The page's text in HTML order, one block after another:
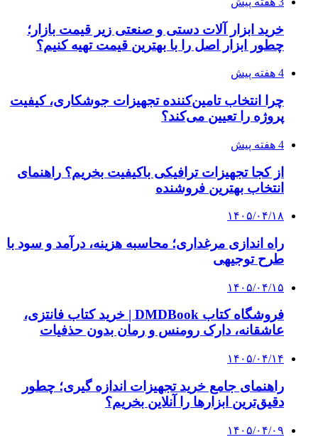
آربی نوا؛ راهکار هوشمند برای شناسایی
فرصت‌های آربیتراژ ارز دیجیتال
۱۴۰۵/۰۴/۰۶
محبوب شده است؟
۱۴۰۵/۰۳/۳۱
که نباید نادیده بگیرید
۱۴۰۵/۰۳/۲۸
چرا بسیاری از کسب‌وکارها بدون ثبت شرکت
نمی‌توانند با سازمان‌ها و شرکت‌های بزرگ همکاری
کنند؟
پیشنهاد سردبیر
۱۴۰۳/۱۰/۱۷
ادامه خروش زیبای سد آبخیزداری دهندر در بالا
۱۴۰۴/۰۱/۰۲
ویدیو/ یخچال‌های طبیعی، بحران جهانی آب را حل